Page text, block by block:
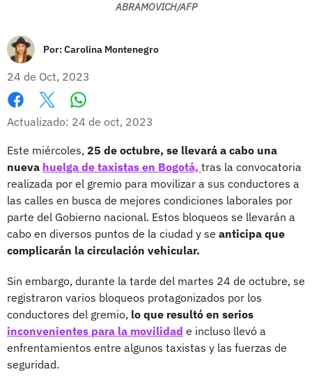
ABRAMOVICH/AFP
Por:Carolina Montenegro
24 de Oct, 2023
Facebook
X
Actualizado: 24 de oct, 2023
Este miércoles, 25 de octubre, se llevará a cabo una
nueva huelga de taxistas en Bogotá, tras la convocatoria
realizada por el gremio para movilizar a sus conductores a
las calles en busca de mejores condiciones laborales por
parte del Gobierno nacional. Estos bloqueos se llevarán a
cabo en diversos puntos de la ciudad y se anticipa que
complicarán la circulación vehicular.
Sin embargo, durante la tarde del martes 24 de octubre, se
registraron varios bloqueos protagonizados por los
conductores del gremio, lo que resultó en serios
inconvenientes para la movilidad e incluso llevó a
enfrentamientos entre algunos taxistas y las fuerzas de
seguridad.